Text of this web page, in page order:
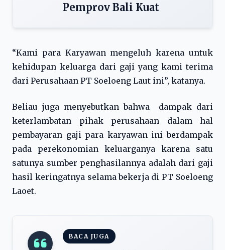
Pemprov Bali Kuat
“Kami para Karyawan mengeluh karena untuk
kehidupan keluarga dari gaji yang kami terima
dari Perusahaan PT Soeloeng Laut ini”, katanya.
Beliau juga menyebutkan bahwa dampak dari
keterlambatan pihak perusahaan dalam hal
pembayaran gaji para karyawan ini berdampak
pada perekonomian keluarganya karena satu
satunya sumber penghasilannya adalah dari gaji
hasil keringatnya selama bekerja di PT Soeloeng
Laoet.
BACA JUGA